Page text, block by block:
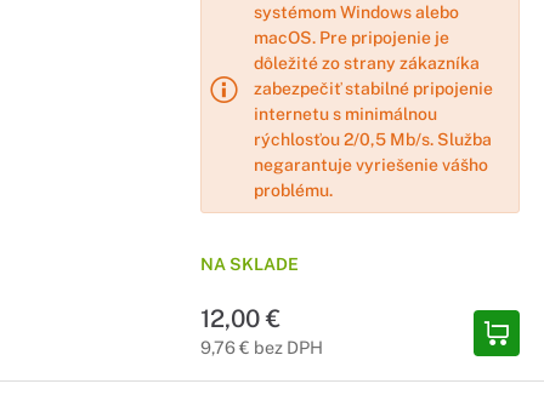
systémom Windows alebo
macOS. Pre pripojenie je
dôležité zo strany zákazníka
zabezpečiť stabilné pripojenie
internetu s minimálnou
rýchlosťou 2/0,5 Mb/s. Služba
negarantuje vyriešenie vášho
problému.
NA SKLADE
12,00 €
9,76 € bez DPH